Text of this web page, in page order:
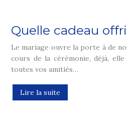
Quelle cadeau
Le mariage ouvre la porte à de
cours de la cérémonie, déjà,
toutes vos amitiés…
Lire la suite